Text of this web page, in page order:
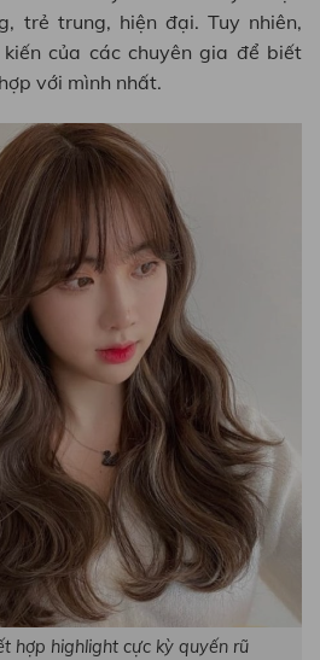
trẻ trung, hiện đại. Tuy nhiên,
của các chuyên gia để biết
với mình nhất.
hợp highlight cực kỳ quyến rũ